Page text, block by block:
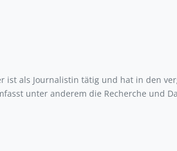
ist als Journalistin tätig und hat in den
unter anderem die Recherche und